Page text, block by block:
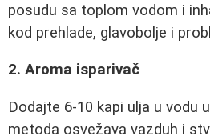
posudu sa toplom vodom i
kod prehlade, glavobolje i
2. Aroma isparivač
Dodajte 6-10 kapi ulja u vodu
metoda osvežava vazduh i